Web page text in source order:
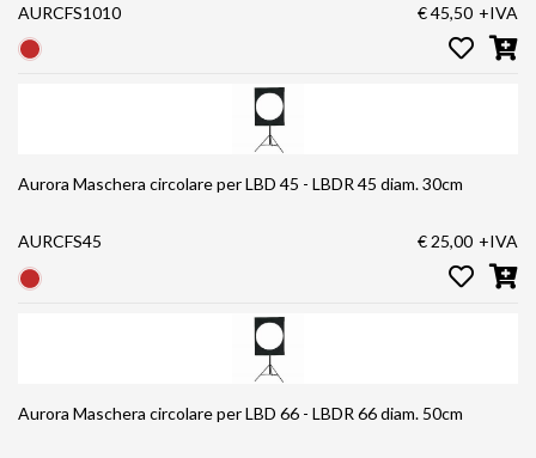
AURCFS1010 € 45,50 +IVA
Aurora Maschera circolare per LBD 45 - LBDR 45 diam. 30cm
AURCFS45 € 25,00 +IVA
Aurora Maschera circolare per LBD 66 - LBDR 66 diam. 50cm